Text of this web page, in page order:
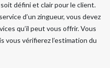
défini et clair pour le client.
d’un zingueur, vous devez
qu’il peut vous offrir. Vous
vous vérifierez l’estimation du